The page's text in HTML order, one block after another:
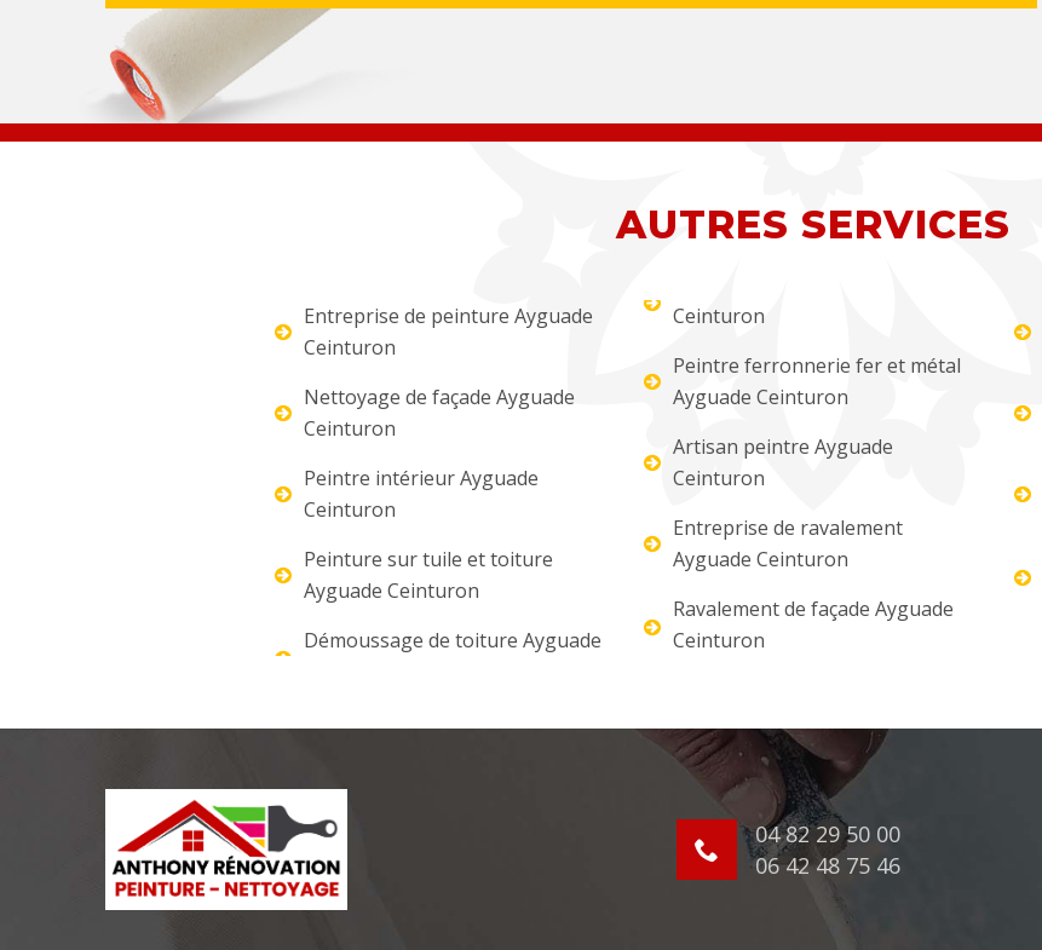
AUTRES SERVICES
Entreprise de peinture Ayguade
Ceinturon
Nettoyage de façade Ayguade
Ceinturon
Peintre intérieur Ayguade
Ceinturon
Peinture sur tuile et toiture
Ayguade Ceinturon
Démoussage de toiture Ayguade
Ceinturon
Peintre ferronnerie fer et métal
Ayguade Ceinturon
Artisan peintre Ayguade
Ceinturon
Entreprise de ravalement
Ayguade Ceinturon
Ravalement de façade Ayguade
Ceinturon
04 82 29 50 00
06 42 48 75 46